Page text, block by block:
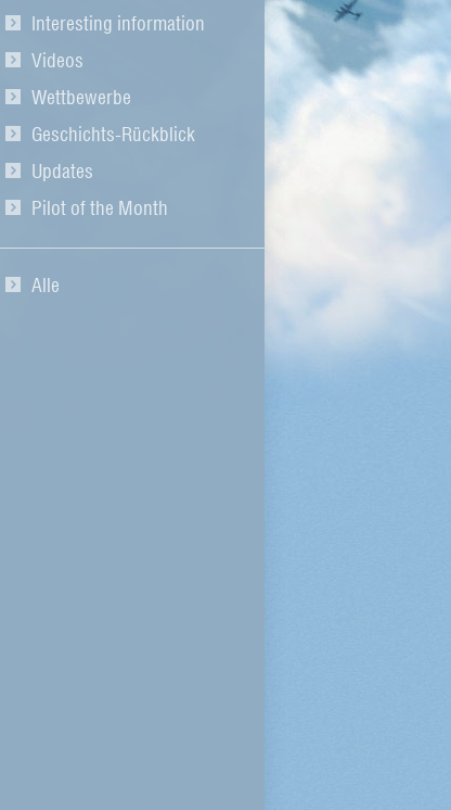
Interesting information
Videos
Wettbewerbe
Geschichts-Rückblick
Updates
Pilot of the Month
Alle